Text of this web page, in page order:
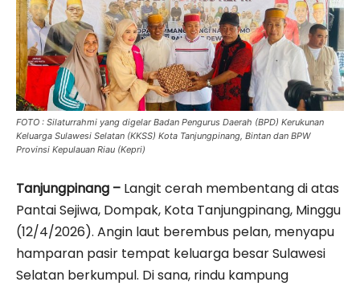
FOTO : Silaturrahmi yang digelar Badan Pengurus Daerah (BPD) Kerukunan
Keluarga Sulawesi Selatan (KKSS) Kota Tanjungpinang, Bintan dan BPW
Provinsi Kepulauan Riau (Kepri)
Tanjungpinang – Langit cerah membentang di atas
Pantai Sejiwa, Dompak, Kota Tanjungpinang, Minggu
(12/4/2026). Angin laut berembus pelan, menyapu
hamparan pasir tempat keluarga besar Sulawesi
Selatan berkumpul. Di sana, rindu kampung